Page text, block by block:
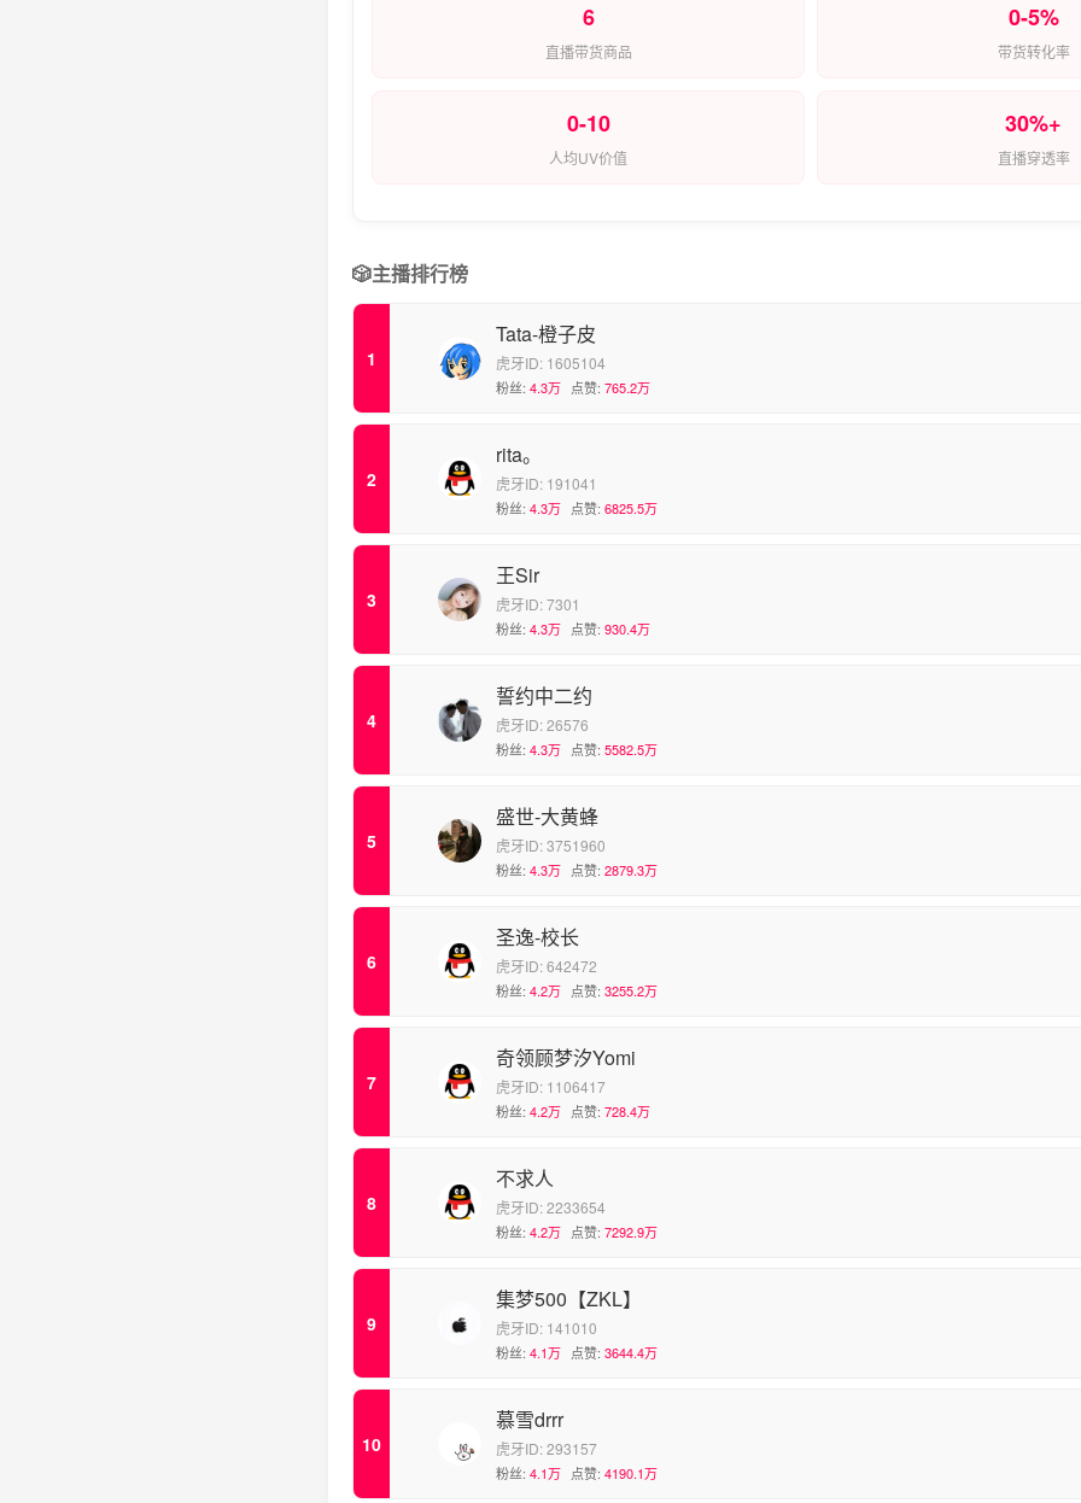
6
直播带货商品
0-5%
带货转化率
0-10
人均UV价值
30%+
直播穿透率
🎲主播排行榜
Tata-橙子皮
虎牙ID: 1605104
粉丝: 4.3万 点赞: 765.2万
rita。
虎牙ID: 191041
粉丝: 4.3万 点赞: 6825.5万
王Sir
虎牙ID:7301
粉丝: 4.3万 点赞: 930.4万
誓约中二约
虎牙ID:26576
粉丝: 4.3万 点赞: 5582.5万
盛世-大黄蜂
虎牙ID:3751960
粉丝: 4.3万 点赞: 2879.3万
圣逸-校长
虎牙ID:642472
粉丝: 4.2万 点赞: 3255.2万
奇领顾梦汐Yomi
虎牙ID: 1106417
粉丝: 4.2万 点赞: 728.4万
不求人
虎牙ID:2233654
粉丝: 4.2万 点赞: 7292.9万
集梦500【ZKL】
虎牙ID: 141010
粉丝: 4.1万 点赞: 3644.4万
慕雪drrr
虎牙ID:293157
粉丝: 4.1万 点赞: 4190.1万